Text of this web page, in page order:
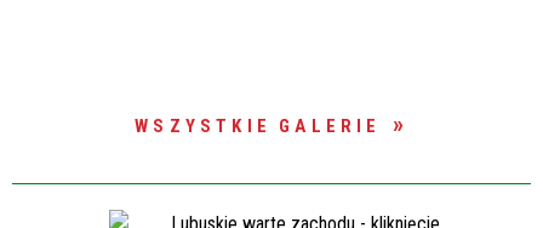
WSZYSTKIE GALERIE